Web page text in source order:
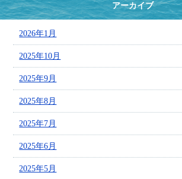
アーカイブ
2026年1月
2025年10月
2025年9月
2025年8月
2025年7月
2025年6月
2025年5月